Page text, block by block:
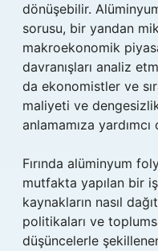
dönüşebilir.
sorusu, bir yandan
makroekonomik
davranışları analiz
da ekonomistler ve
maliyeti ve
anlamamıza yardımcı
Fırında alüminyum
mutfakta yapılan bir
kaynakların nasıl
politikaları ve
düşüncelerle